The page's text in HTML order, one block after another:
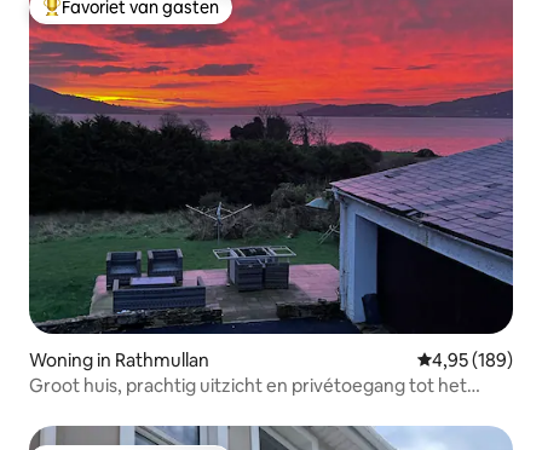
Topfavoriet van gasten
Favoriet van gasten
Woning in Rathmullan Gemiddelde
4,95 (189)
Groot huis, prachtig uitzicht en privétoegang tot het